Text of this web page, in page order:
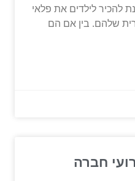
להכיר לילדים את פלאי
שלהם. בין אם הם
חברה